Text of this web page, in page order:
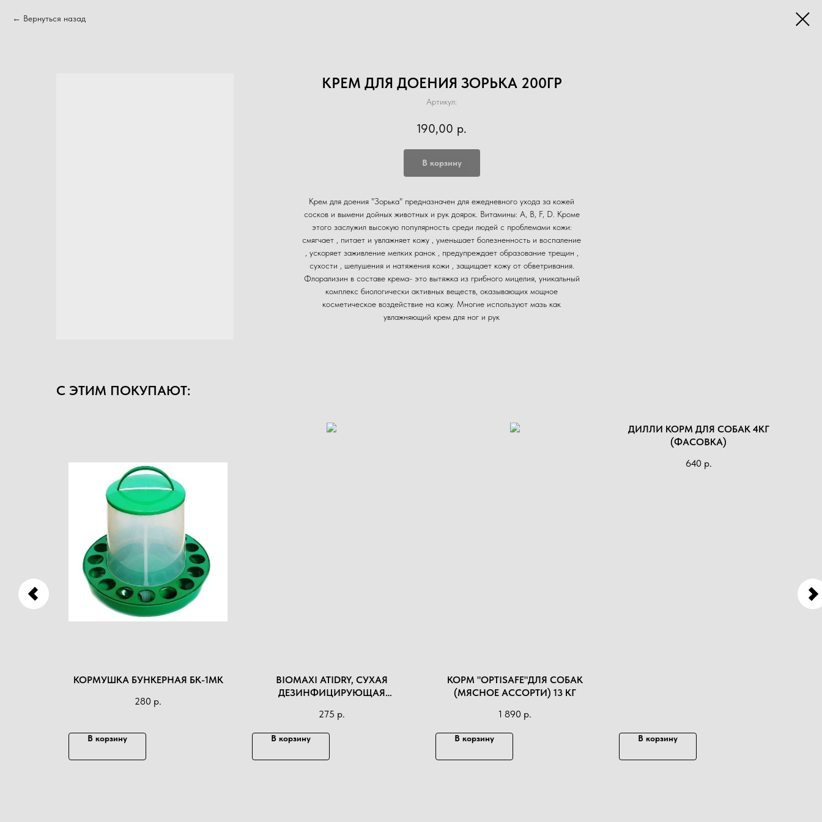
Вернуться назад
КРЕМ ДЛЯ ДОЕНИЯ ЗОРЬКА 200ГР
Артикул:
190,00 р.
В корзину
Крем для доения "Зорька" предназначен для ежедневного ухода за кожей
сосков и вымени дойных животных и рук доярок. Витамины: A, B, F, D. Кроме
этого заслужил высокую популярность среди людей с проблемами кожи:
смягчает , питает и увлажняет кожу , уменьшает болезненность и воспаление
, ускоряет заживление мелких ранок , предупреждает образование трещин ,
сухости , шелушения и натяжения кожи , защищает кожу от обветривания.
Флорализин в составе крема- это вытяжка из грибного мицелия, уникальный
комплекс биологически активных веществ, оказывающих мощное
косметическое воздействие на кожу. Многие используют мазь как
увлажняющий крем для ног и рук
С ЭТИМ ПОКУПАЮТ:
КОРМУШКА БУНКЕРНАЯ БК-1МК
280 р.
В корзину
BIOMAXI ATIDRY, СУХАЯ
ДЕЗИНФИЦИРУЮЩАЯ
1КГ
275 р.
В корзину
КОРМ "OPTISAFE"ДЛЯ СОБАК
(МЯСНОЕ АССОРТИ) 13 КГ
1 890 р.
В корзину
ДИЛЛИ КОРМ ДЛЯ СОБАК 4КГ
(ФАСОВКА)
640 р.
В корзину